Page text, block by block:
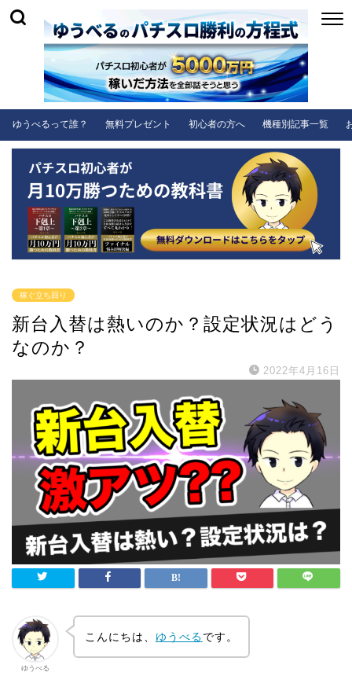
ゆうべるって誰？ 無料プレゼント 初心者の方へ 機種別記事一覧
稼ぐ立ち回り
新台入替は熱いのか？設定状況はどう
なのか？
2022年4月16日
ゆうべる
こんにちは、 ゆうべるです。